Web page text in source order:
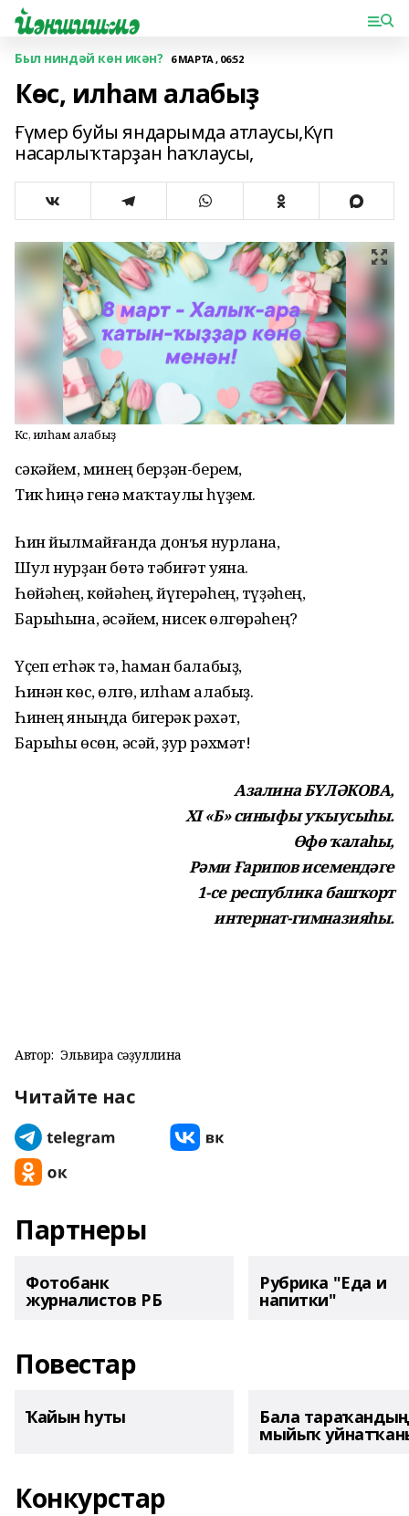
Был ниндәй көн икән? 6 МАРТА , 06:52
Көс, илһам алабыҙ
Ғүмер буйы яндарымда атлаусы,Күп
насарлыҡтарҙан һаҡлаусы,
Көс, илһам алабыҙ
Әсәкәйем, минең берҙән-берем,
Тик һиңә генә маҡтаулы һүҙем.
Һин йылмайғанда донъя нурлана,
Шул нурҙан бөтә тәбиғәт уяна.
Һөйәһең, көйәһең, йүгерәһең, түҙәһең,
Барыһына, әсәйем, нисек өлгөрәһең?
Үҫеп етһәк тә, һаман балабыҙ,
Һинән көс, өлгө, илһам алабыҙ.
Һинең яныңда бигерәк рәхәт,
Барыһы өсөн, әсәй, ҙур рәхмәт!
Азалина БҮЛӘКОВА,
XI «Б» синыфы уҡыусыһы.
Өфө ҡалаһы,
Рәми Ғарипов исемендәге
1-cе республика башҡорт
интернат-гимназияһы.
Автор: Эльвира Әсәҙуллина
Читайте нас
Партнеры
Фотобанк
журналистов РБ
Рубрика "Еда и
напитки"
Повестар
Ҡайын һуты Бала тараҡандың
мыйыҡ
Конкурстар